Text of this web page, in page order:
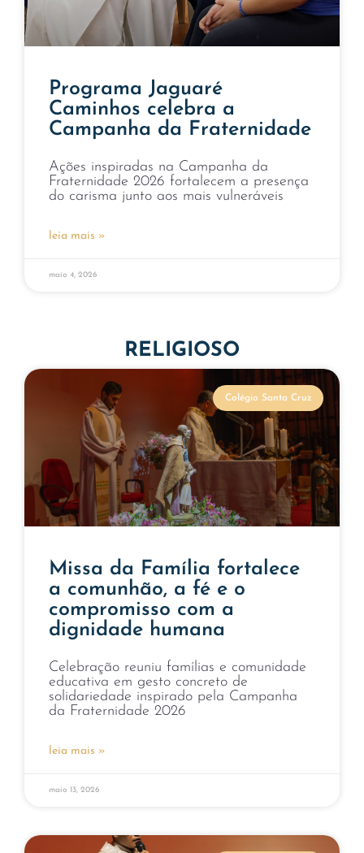
Programa Jaguaré
Caminhos celebra a
Campanha da Fraternidade
Ações inspiradas na Campanha da
Fraternidade 2026 fortalecem a presença
do carisma junto aos mais vulneráveis
leia mais »
maio 4, 2026
RELIGIOSO
Colégio Santa Cruz
Missa da Família fortalece
a comunhão, a fé e o
compromisso com a
dignidade humana
Celebração reuniu famílias e comunidade
educativa em gesto concreto de
solidariedade inspirado pela Campanha
da Fraternidade 2026
leia mais »
maio 13, 2026